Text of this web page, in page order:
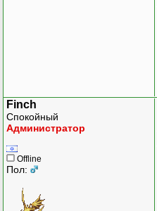
Finch
Спокойный
Администратор
Offline
Пол: